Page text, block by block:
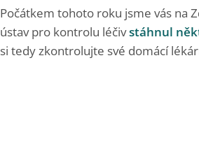
Počátkem tohoto roku jsme vás na
ústav pro kontrolu léčivstáhnul
si tedy zkontrolujte své domácí